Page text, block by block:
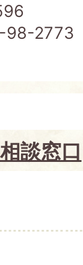
98-2773
相談窓口